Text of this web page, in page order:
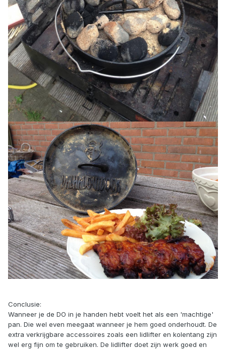
Conclusie:
Wanneer je de DO in je handen hebt voelt het als een 'machtige'
pan. Die wel even meegaat wanneer je hem goed onderhoudt. De
extra verkrijgbare accessoires zoals een lidlifter en kolentang zijn
wel erg fijn om te gebruiken. De lidlifter doet zijn werk goed en